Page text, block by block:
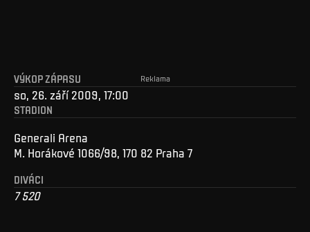
Reklama
VÝKOP ZÁPASU
so, 26. září 2009, 17:00
STADION
Generali Arena
M. Horákové 1066/98, 170 82 Praha 7
DIVÁCI
7 520